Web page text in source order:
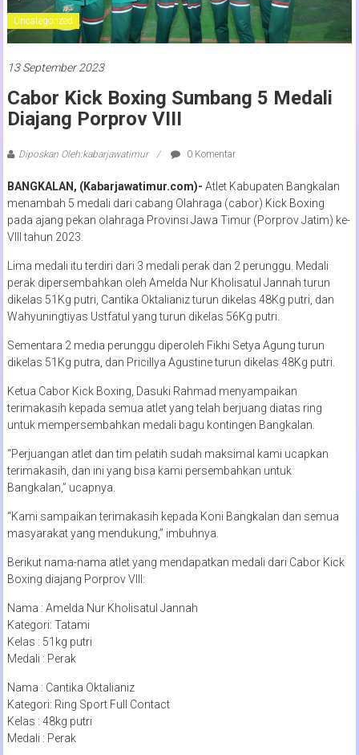
Uncategorized
13 September 2023
Cabor Kick Boxing Sumbang 5 Medali
Diajang Porprov VIII
Diposkan Oleh:kabarjawatimur 0 Komentar
BANGKALAN, (Kabarjawatimur.com)- Atlet Kabupaten Bangkalan
menambah 5 medali dari cabang Olahraga (cabor) Kick Boxing
pada ajang pekan olahraga Provinsi Jawa Timur (Porprov Jatim) ke-
VIII tahun 2023.
Lima medali itu terdiri dari 3 medali perak dan 2 perunggu. Medali
perak dipersembahkan oleh Amelda Nur Kholisatul Jannah turun
dikelas 51Kg putri, Cantika Oktalianiz turun dikelas 48Kg putri, dan
Wahyuningtiyas Ustfatul yang turun dikelas 56Kg putri.
Sementara 2 media perunggu diperoleh Fikhi Setya Agung turun
dikelas 51Kg putra, dan Pricillya Agustine turun dikelas 48Kg putri.
Ketua Cabor Kick Boxing, Dasuki Rahmad menyampaikan
terimakasih kepada semua atlet yang telah berjuang diatas ring
untuk mempersembahkan medali bagu kontingen Bangkalan.
“Perjuangan atlet dan tim pelatih sudah maksimal kami ucapkan
terimakasih, dan ini yang bisa kami persembahkan untuk
Bangkalan,” ucapnya.
“Kami sampaikan terimakasih kepada Koni Bangkalan dan semua
masyarakat yang mendukung,” imbuhnya.
Berikut nama-nama atlet yang mendapatkan medali dari Cabor Kick
Boxing diajang Porprov VIII:
Nama : Amelda Nur Kholisatul Jannah
Kategori: Tatami
Kelas : 51kg putri
Medali : Perak
Nama : Cantika Oktalianiz
Kategori: Ring Sport Full Contact
Kelas : 48kg putri
Medali : Perak